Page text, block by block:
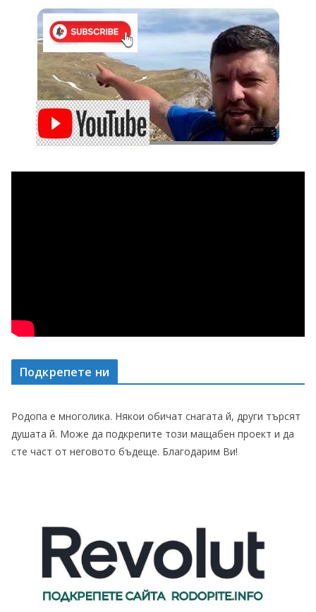
Подкрепете ни
Родопа е многолика. Някои обичат снагата й, други търсят
душата й. Може да подкрепите този мащабен проект и да
сте част от неговото бъдеще. Благодарим Ви!